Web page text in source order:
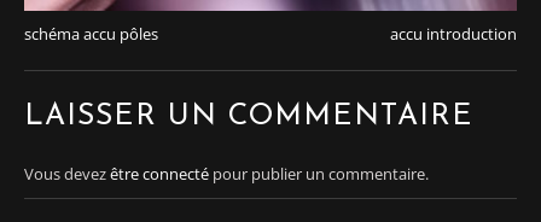
schéma accu pôles accu introduction
LAISSER UN COMMENTAIRE
Vous devezêtre connecté pour publier un commentaire.